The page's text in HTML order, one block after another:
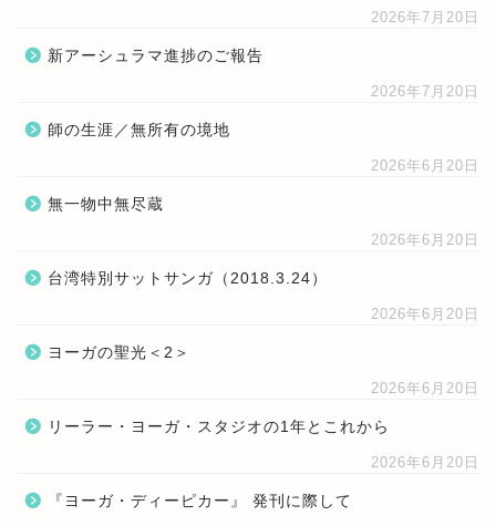
2026年7月20日
新アーシュラマ進捗のご報告
2026年7月20日
師の生涯／無所有の境地
2026年6月20日
無一物中無尽蔵
2026年6月20日
台湾特別サットサンガ（2018.3.24）
2026年6月20日
ヨーガの聖光＜2＞
2026年6月20日
リーラー・ヨーガ・スタジオの1年とこれから
2026年6月20日
『ヨーガ・ディーピカー』 発刊に際して